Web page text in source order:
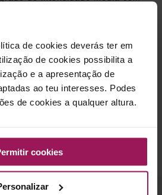
de cookies deverás ter em
de cookies possibilita a
e a apresentação de
ao teu interesses. Podes
de cookies a qualquer altura.
cookies
a capacidade cardiovascular,